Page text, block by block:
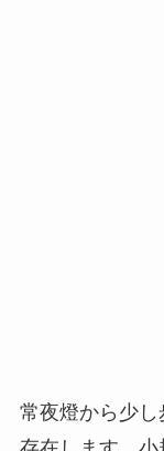
常夜燈から少